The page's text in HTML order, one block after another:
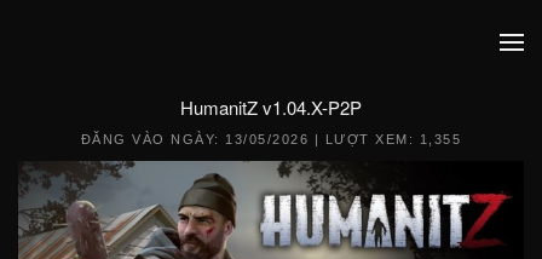
HumanitZ v1.04.X-P2P
ĐĂNG VÀO NGÀY: 13/05/2026 | LƯỢT XEM: 1,355